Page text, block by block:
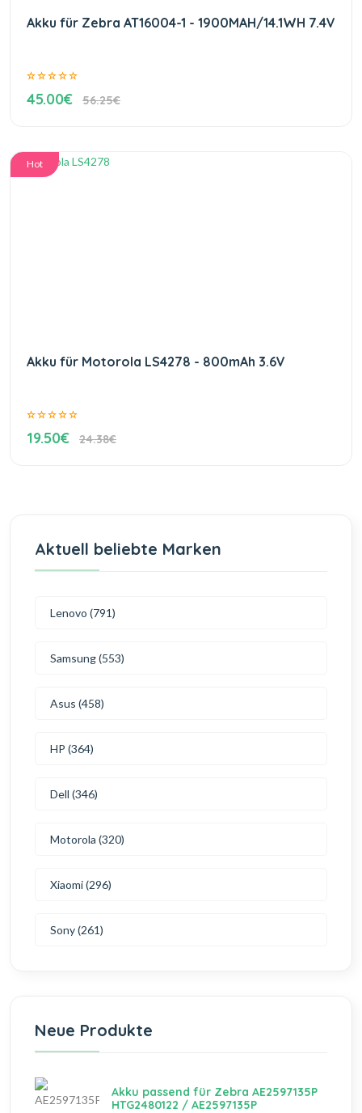
Akku für Zebra AT16004-1 - 1900MAH/14.1WH 7.4V
45.00€ 56.25€
Hot
Akku für Motorola LS4278 - 800mAh 3.6V
19.50€ 24.38€
Aktuell beliebte Marken
Lenovo (791)
Samsung (553)
Asus (458)
HP (364)
Dell (346)
Motorola (320)
Xiaomi (296)
Sony (261)
Neue Produkte
Akku passend für Zebra AE2597135P
HTG2480122 / AE2597135P